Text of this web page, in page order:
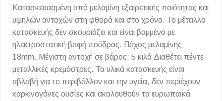
Κατασκευασμένη από μελαμίνη εξαιρετικής ποιότητας και
υψηλών αντοχών στη φθορά και στο χρόνο. Το μέταλλο
κατασκευής δεν σκουριάζει και είναι βαμμένο με
ηλεκτροστατική βαφή πούδρας. Πάχος μελαμίνης:
18mm. Μέγιστη αντοχή σε βάρος: 5 κιλά Διαθέτει πέντε
μεταλλικές κρεμάστρες. Τα υλικά κατασκευής είναι
αβλαβή για το περιβάλλον και την υγεία, δεν περιέχουν
καρκινογόνες ουσίες και ακολουθούν τα ευρωπαϊκά